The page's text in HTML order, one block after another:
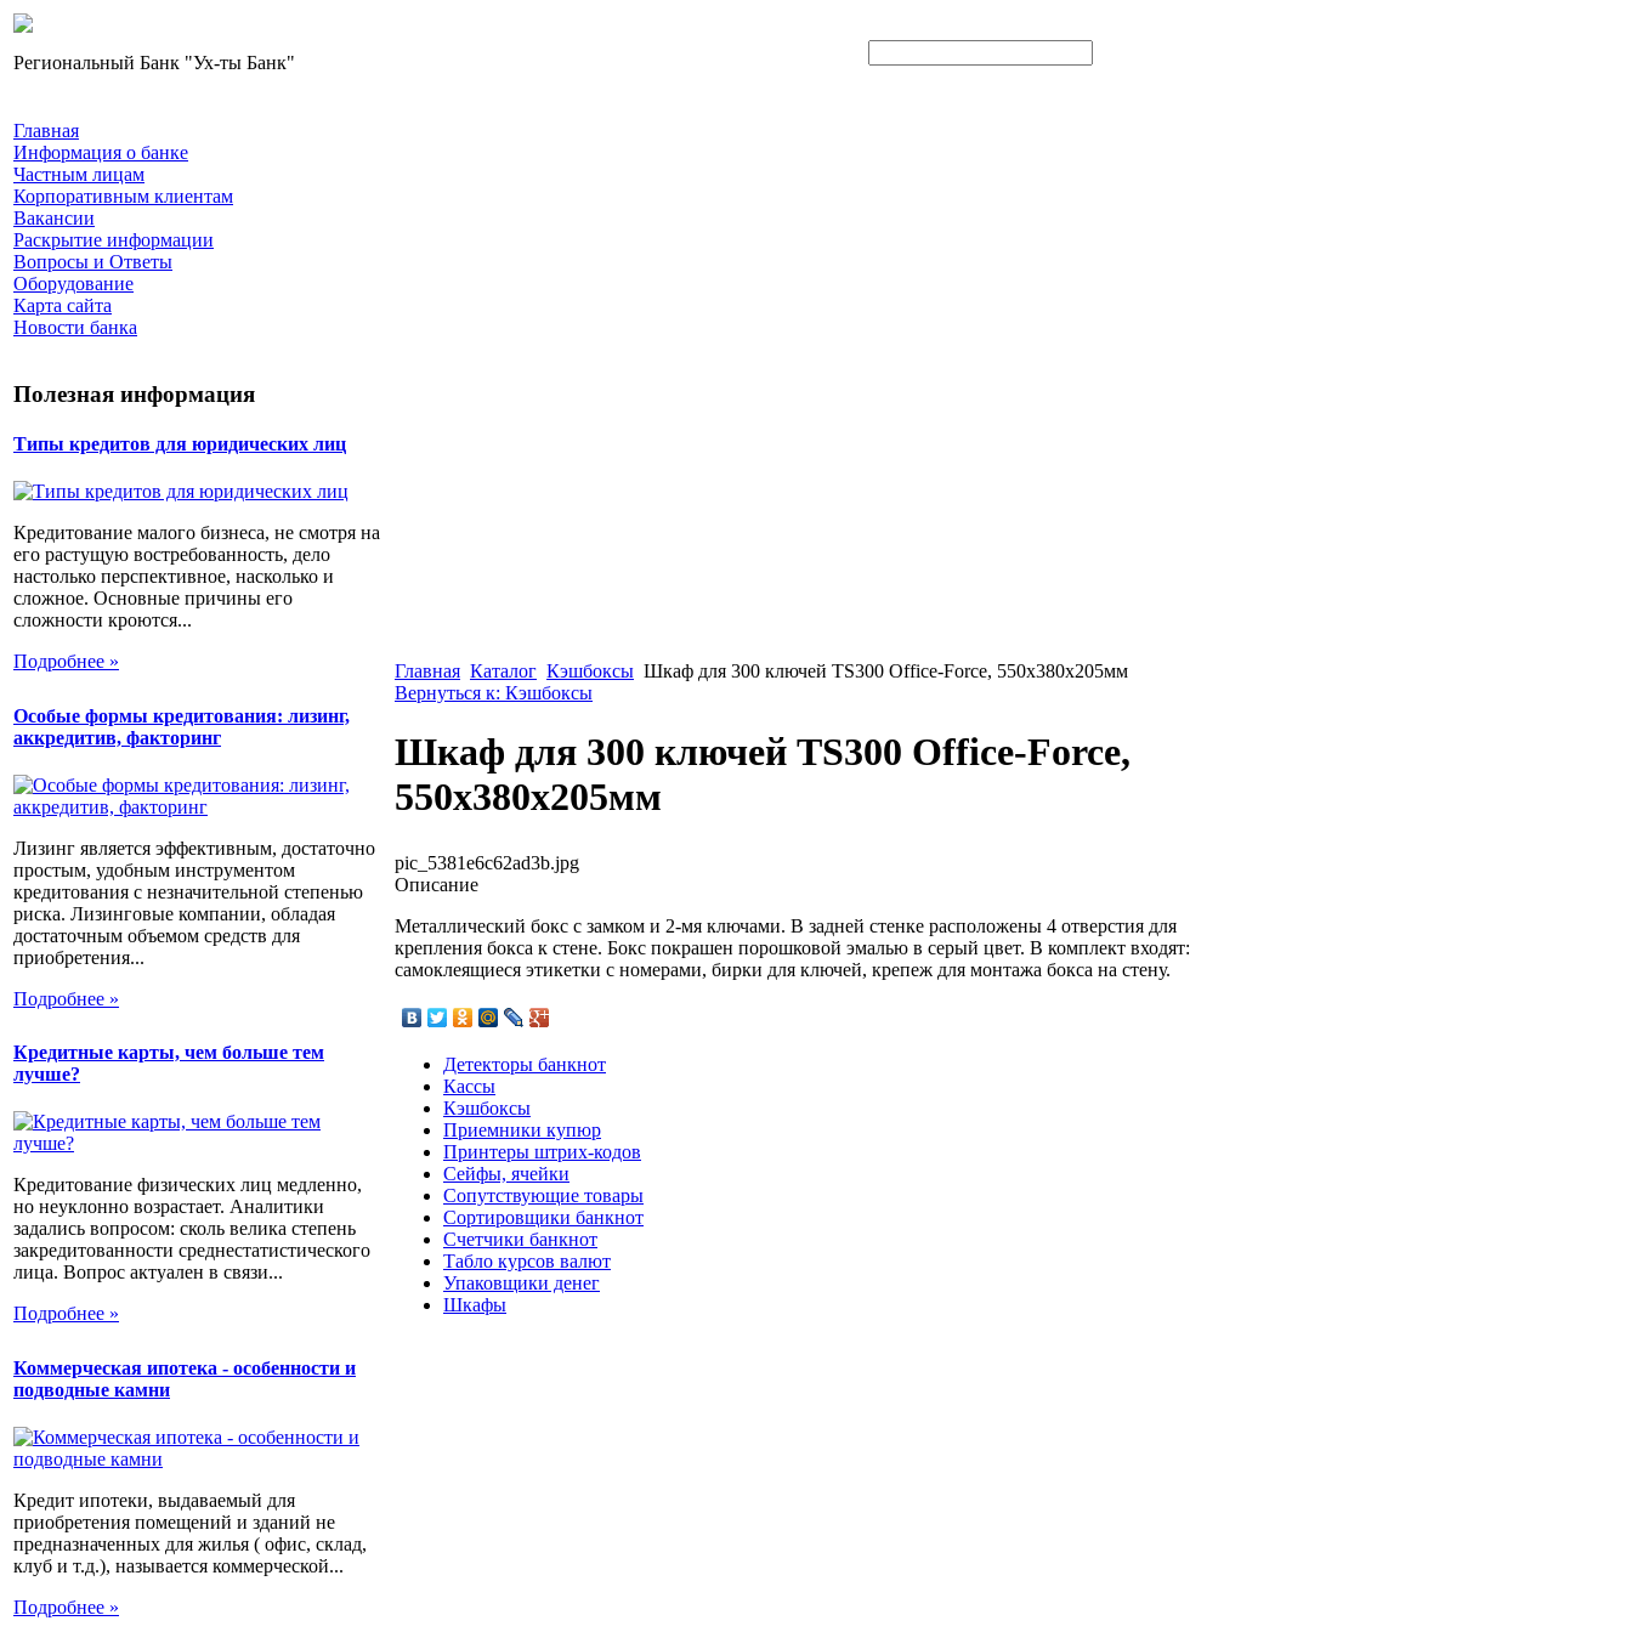
Региональный Банк "Ух-ты Банк"
Главная
Информация о банке
Частным лицам
Корпоративным клиентам
Вакансии
Раскрытие информации
Вопросы и Ответы
Оборудование
Карта сайта
Новости банка
Полезная информация
Типы кредитов для юридических лиц
Кредитование малого бизнеса, не смотря на
его растущую востребованность, дело
настолько перспективное, насколько и
сложное. Основные причины его
сложности кроются...
Подробнее »
Особые формы кредитования: лизинг,
аккредитив, факторинг
Лизинг является эффективным, достаточно
простым, удобным инструментом
кредитования с незначительной степенью
риска. Лизинговые компании, обладая
достаточным объемом средств для
приобретения...
Подробнее »
Кредитные карты, чем больше тем
лучше?
Кредитование физических лиц медленно,
но неуклонно возрастает. Аналитики
задались вопросом: сколь велика степень
закредитованности среднестатистического
лица. Вопрос актуален в связи...
Подробнее »
Коммерческая ипотека - особенности и
подводные камни
Кредит ипотеки, выдаваемый для
приобретения помещений и зданий не
предназначенных для жилья ( офис, склад,
клуб и т.д.), называется коммерческой...
Подробнее »
Главная Каталог Кэшбоксы Шкаф для 300 ключей TS300 Office-Force, 550x380x205мм
Вернуться к: Кэшбоксы
Шкаф для 300 ключей TS300 Office-Force,
550x380x205мм
pic_5381e6c62ad3b.jpg
Описание
Металлический бокс с замком и 2-мя ключами. В задней стенке расположены 4 отверстия для
крепления бокса к стене. Бокс покрашен порошковой эмалью в серый цвет. В комплект входят:
самоклеящиеся этикетки с номерами, бирки для ключей, крепеж для монтажа бокса на стену.
Детекторы банкнот
Кассы
Кэшбоксы
Приемники купюр
Принтеры штрих-кодов
Сейфы, ячейки
Сопутствующие товары
Сортировщики банкнот
Счетчики банкнот
Табло курсов валют
Упаковщики денег
Шкафы